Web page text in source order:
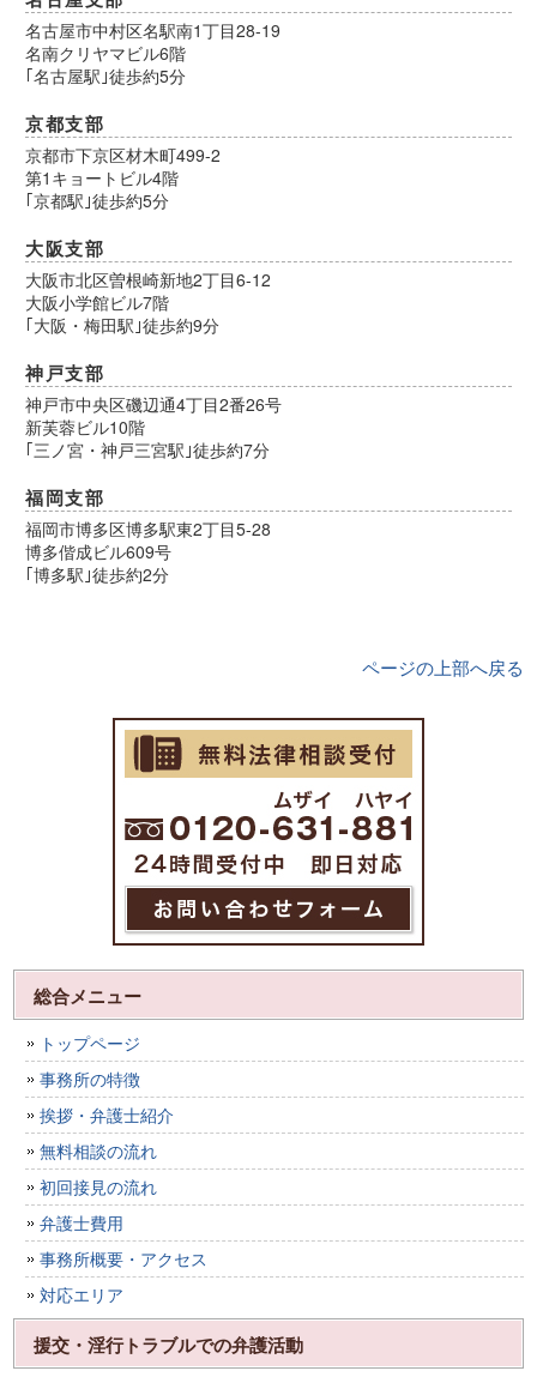
名古屋市中村区名駅南1丁目28-19
名南クリヤマビル6階
｢名古屋駅｣徒歩約5分
京都支部
京都市下京区材木町499-2
第1キョートビル4階
｢京都駅｣徒歩約5分
大阪支部
大阪市北区曽根崎新地2丁目6-12
大阪小学館ビル7階
｢大阪・梅田駅｣徒歩約9分
神戸支部
神戸市中央区磯辺通4丁目2番26号
新芙蓉ビル10階
｢三ノ宮・神戸三宮駅｣徒歩約7分
福岡支部
福岡市博多区博多駅東2丁目5-28
博多偕成ビル609号
｢博多駅｣徒歩約2分
ページの上部へ戻る
総合メニュー
トップページ
事務所の特徴
挨拶・弁護士紹介
無料相談の流れ
初回接見の流れ
弁護士費用
事務所概要・アクセス
対応エリア
援交・淫行トラブルでの弁護活動